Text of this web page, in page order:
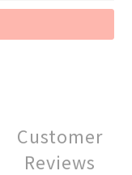
Customer
Reviews